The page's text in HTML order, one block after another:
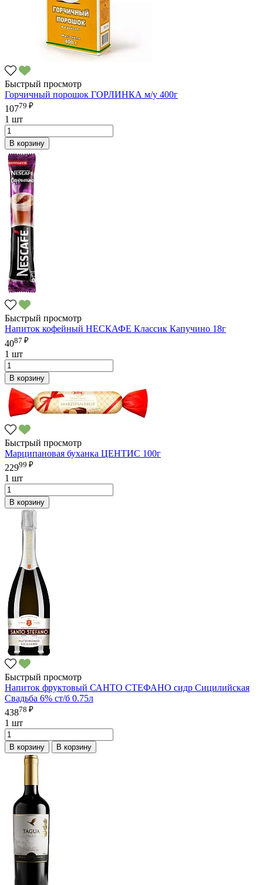
Быстрый просмотр
Горчичный порошок ГОРЛИНКА м/у 400г
10779 ₽
1 шт
В корзину
Быстрый просмотр
Напиток кофейный НЕСКАФЕ Классик Капучино 18г
4087 ₽
1 шт
В корзину
Быстрый просмотр
Марципановая буханка ЦЕНТИС 100г
22999 ₽
1 шт
В корзину
Быстрый просмотр
Напиток фруктовый САНТО СТЕФАНО сидр Сицилийская
Свадьба 6% ст/б 0.75л
43878 ₽
1 шт
В корзину В корзину